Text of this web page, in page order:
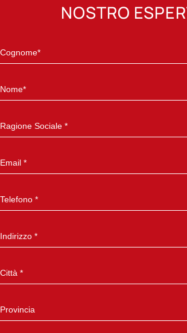
NOSTRO